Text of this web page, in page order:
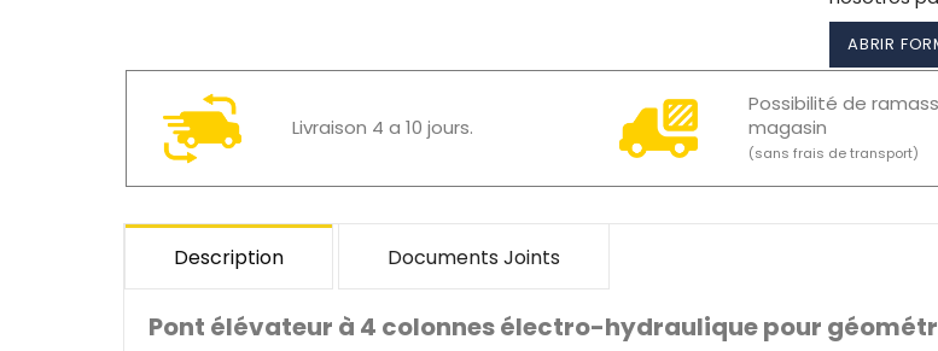
ABRIR
Livraison 4 a 10 jours.
Possibilité de
magasin
(sans frais de transport)
Description Documents Joints
Pont élévateur à 4 colonnes électro-hydraulique pour